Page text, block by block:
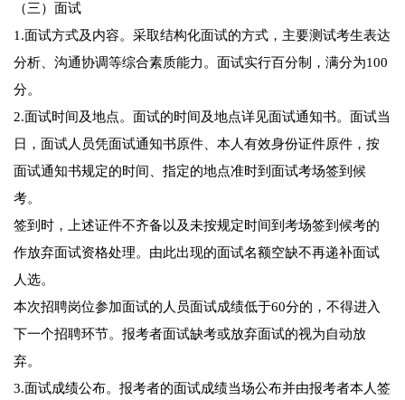
（三）面试
1.面试方式及内容。采取结构化面试的方式，主要测试考生表达
分析、沟通协调等综合素质能力。面试实行百分制，满分为100
分。
2.面试时间及地点。面试的时间及地点详见面试通知书。面试当
日，面试人员凭面试通知书原件、本人有效身份证件原件，按
面试通知书规定的时间、指定的地点准时到面试考场签到候
考。
签到时，上述证件不齐备以及未按规定时间到考场签到候考的
作放弃面试资格处理。由此出现的面试名额空缺不再递补面试
人选。
本次招聘岗位参加面试的人员面试成绩低于60分的，不得进入
下一个招聘环节。报考者面试缺考或放弃面试的视为自动放
弃。
3.面试成绩公布。报考者的面试成绩当场公布并由报考者本人签